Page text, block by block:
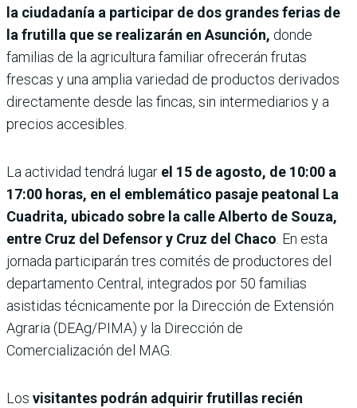
la ciudadanía a participar de dos grandes ferias de
la frutilla que se realizarán en Asunción, donde
familias de la agricultura familiar ofrecerán frutas
frescas y una amplia variedad de productos derivados
directamente desde las fincas, sin intermediarios y a
precios accesibles.
La actividad tendrá lugar el 15 de agosto, de 10:00 a
17:00 horas, en el emblemático pasaje peatonal La
Cuadrita, ubicado sobre la calle Alberto de Souza,
entre Cruz del Defensor y Cruz del Chaco. En esta
jornada participarán tres comités de productores del
departamento Central, integrados por 50 familias
asistidas técnicamente por la Dirección de Extensión
Agraria (DEAg/PIMA) y la Dirección de
Comercialización del MAG.
Los visitantes podrán adquirir frutillas recién